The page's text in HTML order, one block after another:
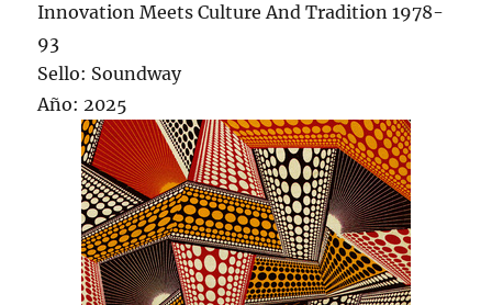
Innovation Meets Culture And Tradition 1978-
93
Sello: Soundway
Año: 2025